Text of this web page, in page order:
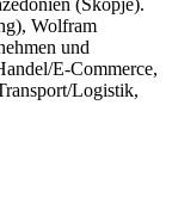
(Skopje).
Wolfram
und
E-Commerce,
Logistik,